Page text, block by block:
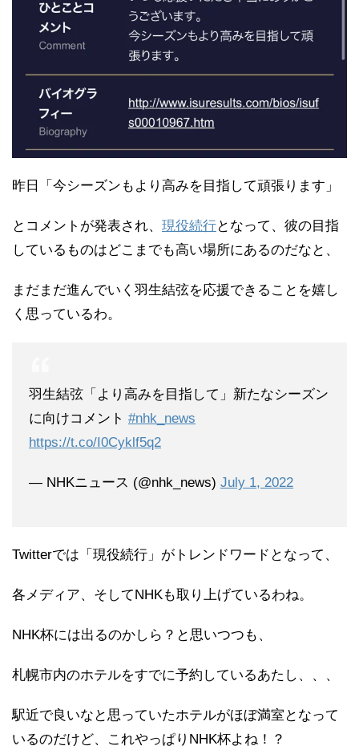
昨日「今シーズンもより高みを目指して頑張ります」
とコメントが発表され、 現役続行となって、彼の目指
しているものはどこまでも高い場所にあるのだなと、
まだまだ進んでいく羽生結弦を応援できることを嬉し
く思っているわ。
羽生結弦「より高みを目指して」新たなシーズン
に向けコメント #nhk_news
https://t.co/I0Cyklf5q2
— NHKニュース (@nhk_news) July 1, 2022
Twitterでは「現役続行」がトレンドワードとなって、
各メディア、そしてNHKも取り上げているわね。
NHK杯には出るのかしら？と思いつつも、
札幌市内のホテルをすでに予約しているあたし、、、
駅近で良いなと思っていたホテルがほぼ満室となって
いるのだけど、これやっぱりNHK杯よね！？